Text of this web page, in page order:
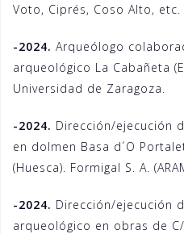
Voto, Ciprés, Coso Alto, etc.
-2024. Arqueólogo
arqueológico La Cabañeta
Universidad de Zaragoza.
-2024. Dirección/ejecución
en dolmen Basa d´O
(Huesca). Formigal S. A.
-2024. Dirección/ejecución
arqueológico en obras de